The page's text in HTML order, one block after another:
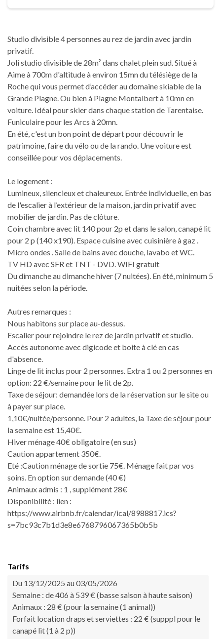
Studio divisible 4 personnes au rez de jardin avec jardin
privatif.
Joli studio divisible de 28m² dans chalet plein sud. Situé à
Aime à 700m d'altitude à environ 15mn du télésiège de la
Roche qui vous permet d’accéder au domaine skiable de la
Grande Plagne. Ou bien à Plagne Montalbert à 10mn en
voiture. Idéal pour skier dans chaque station de Tarentaise.
Funiculaire pour les Arcs à 20mn.
En été, c'est un bon point de départ pour découvrir le
patrimoine, faire du vélo ou de la rando. Une voiture est
conseillée pour vos déplacements.
Le logement :
Lumineux, silencieux et chaleureux. Entrée individuelle, en bas
de l'escalier à l’extérieur de la maison, jardin privatif avec
mobilier de jardin. Pas de clôture.
Coin chambre avec lit 140 pour 2p et dans le salon, canapé lit
pour 2 p (140 x190). Espace cuisine avec cuisinière à gaz .
Micro ondes . Salle de bains avec douche, lavabo et WC.
TV HD avec SFR et TNT - DVD. WIFI gratuit
Du dimanche au dimanche hiver (7 nuitées). En été, minimum 5
nuitées selon la période.
Autres remarques :
Nous habitons sur place au-dessus.
Escalier pour rejoindre le rez de jardin privatif et studio.
Accès autonome avec digicode et boite à clé en cas
d'absence.
Linge de lit inclus pour 2 personnes. Extra 1 ou 2 personnes en
option: 22 €/semaine pour le lit de 2p.
Taxe de séjour: demandée lors de la réservation sur le site ou
à payer sur place.
1,10€/nuitée/personne. Pour 2 adultes, la Taxe de séjour pour
la semaine est 15,40€.
Hiver ménage 40€ obligatoire (en sus)
Caution appartement 350€.
Eté :Caution ménage de sortie 75€. Ménage fait par vos
soins. En option sur demande (40 €)
Animaux admis : 1 , supplément 28€
Disponibilité : lien :
https://www.airbnb.fr/calendar/ical/8988817.ics?
s=7bc93c7b1d3e8e6768796067365b0b5b
Tarifs
Du 13/12/2025 au 03/05/2026
Semaine : de 406 à 539 € (basse saison à haute saison)
Animaux : 28 € (pour la semaine (1 animal))
Forfait location draps et serviettes : 22 € (supppl pour le
canapé lit (1 à 2 p))